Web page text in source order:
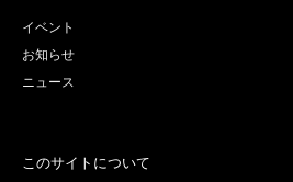
イベント
お知らせ
ニュース
このサイトについて